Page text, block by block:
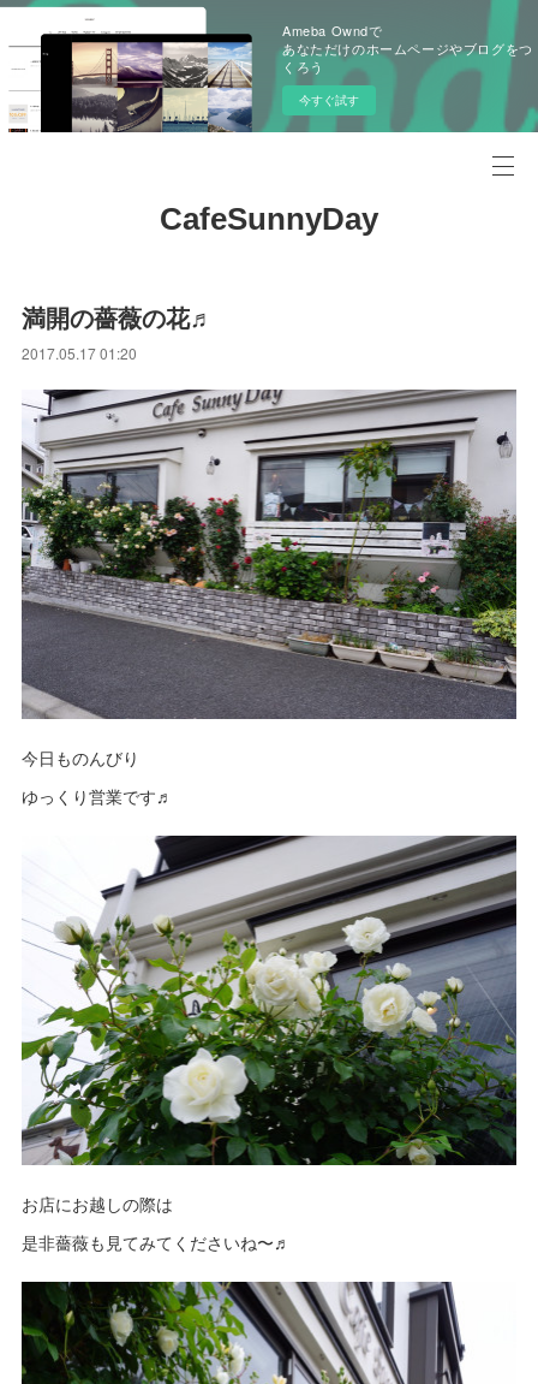
Ameba Owndで
あなただけのホームページやブログをつ
くろう
今すぐ試す
CafeSunnyDay
満開の薔薇の花♬
2017.05.17 01:20
今日ものんびり
ゆっくり営業です♬
お店にお越しの際は
是非薔薇も見てみてくださいね〜♬